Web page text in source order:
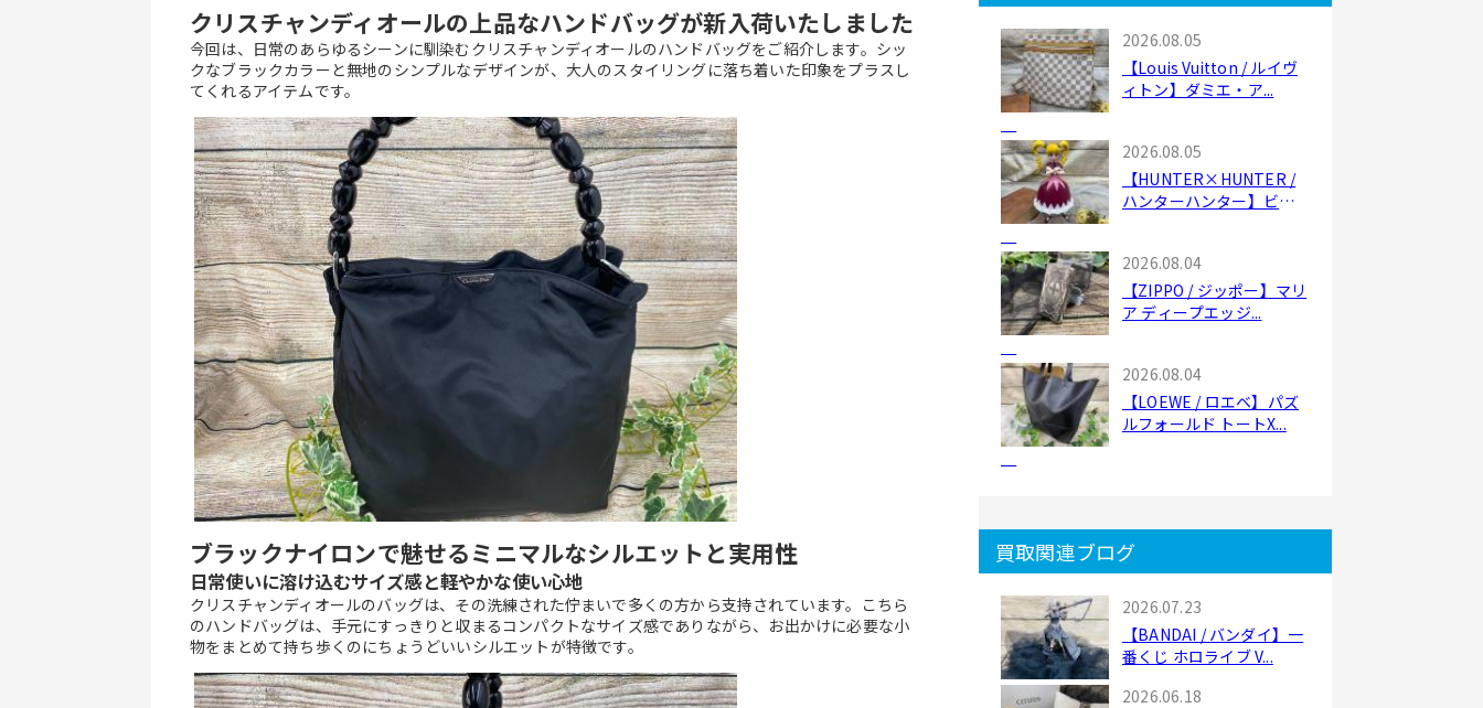
クリスチャンディオールの上品なハンドバッグが新入荷いたしました
今回は、日常のあらゆるシーンに馴染むクリスチャンディオールのハンドバッグをご紹介します。シッ
クなブラックカラーと無地のシンプルなデザインが、大人のスタイリングに落ち着いた印象をプラスし
てくれるアイテムです。
ブラックナイロンで魅せるミニマルなシルエットと実用性
日常使いに溶け込むサイズ感と軽やかな使い心地
クリスチャンディオールのバッグは、その洗練された佇まいで多くの方から支持されています。こちら
のハンドバッグは、手元にすっきりと収まるコンパクトなサイズ感でありながら、お出かけに必要な小
物をまとめて持ち歩くのにちょうどいいシルエットが特徴です。
2026.08.05
【Louis Vuitton / ルイヴ
ィトン】ダミエ・ア...
2026.08.05
【HUNTER×HUNTER /
ハンターハンター】ビス
2026.08.04
【ZIPPO / ジッポー】マリ
ア ディープエッジ...
2026.08.04
【LOEWE / ロエベ】パズ
ルフォールド トートX...
買取関連ブログ
2026.07.23
【BANDAI / バンダイ】一
番くじ ホロライブ V...
2026.06.18